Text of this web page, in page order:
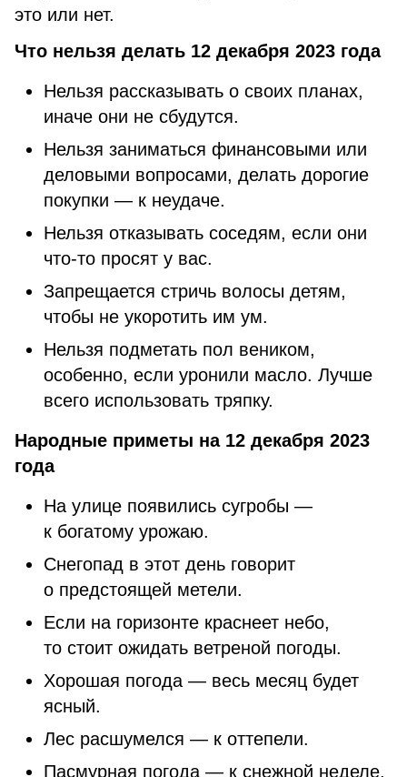
это или нет.
Что нельзя делать 12 декабря 2023 года
Нельзя рассказывать о своих планах,
иначе они не сбудутся.
Нельзя заниматься финансовыми или
деловыми вопросами, делать дорогие
покупки — к неудаче.
Нельзя отказывать соседям, если они
что-то просят у вас.
Запрещается стричь волосы детям,
чтобы не укоротить им ум.
Нельзя подметать пол веником,
особенно, если уронили масло. Лучше
всего использовать тряпку.
Народные приметы на 12 декабря 2023
года
На улице появились сугробы —
к богатому урожаю.
Снегопад в этот день говорит
о предстоящей метели.
Если на горизонте краснеет небо,
то стоит ожидать ветреной погоды.
Хорошая погода — весь месяц будет
ясный.
Лес расшумелся — к оттепели.
Пасмурная погода — к снежной неделе.